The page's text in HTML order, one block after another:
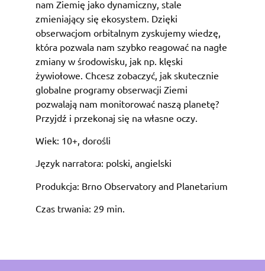
nam Ziemię jako dynamiczny, stale
zmieniający się ekosystem. Dzięki
obserwacjom orbitalnym zyskujemy wiedzę,
która pozwala nam szybko reagować na nagłe
zmiany w środowisku, jak np. klęski
żywiołowe. Chcesz zobaczyć, jak skutecznie
globalne programy obserwacji Ziemi
pozwalają nam monitorować naszą planetę?
Przyjdź i przekonaj się na własne oczy.
Wiek: 10+, dorośli
Język narratora: polski, angielski
Produkcja: Brno Observatory and Planetarium
Czas trwania: 29 min.